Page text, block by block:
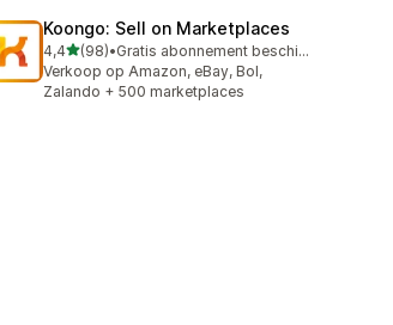
Koongo: Sell on Marketplaces
4,4van 5 sterren
(98)
98 recensies in totaal
•
Gratis abonnement beschikbaar
Verkoop op Amazon, eBay, Bol,
Zalando + 500 marketplaces